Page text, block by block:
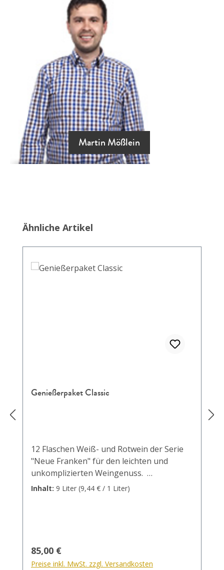
Martin Mößlein
Produktgalerie überspringen
Ähnliche Artikel
Genießerpaket Classic
12 Flaschen Weiß- und Rotwein der Serie
"Neue Franken" für den leichten und
unkomplizierten Weingenuss.
Paketinhalt1 x Secco trocken / Deutscher
franke" Müller Thurgau Qualitätswein
trocken / Deutscher Qualitätswein b.A.
Inhalt: 9 Liter (9,44 € / 1 Liter)
Regulärer Preis:
85,00 €
Preise inkl. MwSt. zzgl. Versandkosten